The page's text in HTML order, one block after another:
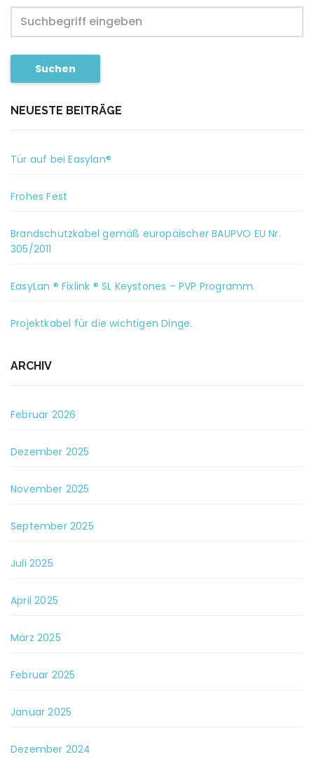
Suchen
NEUESTE BEITRÄGE
Tür auf bei Easylan®
Frohes Fest
Brandschutzkabel gemäß europäischer BAUPVO EU Nr.
305/2011
EasyLan ® Fixlink ® SL Keystones – PVP Programm.
Projektkabel für die wichtigen Dinge.
ARCHIV
Februar 2026
Dezember 2025
November 2025
September 2025
Juli 2025
April 2025
März 2025
Februar 2025
Januar 2025
Dezember 2024